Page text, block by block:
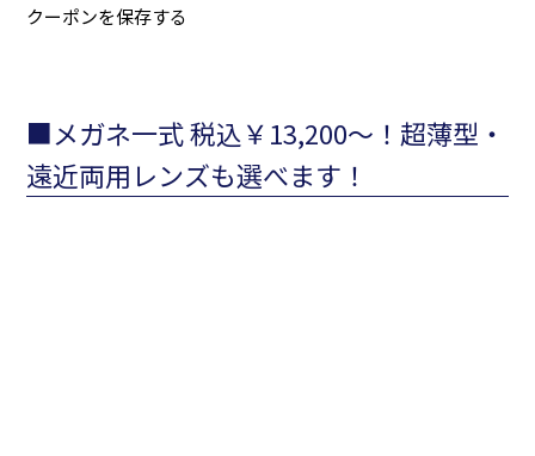
クーポンを保存する
■メガネ一式 税込￥13,200～！超薄型・
遠近両用レンズも選べます！